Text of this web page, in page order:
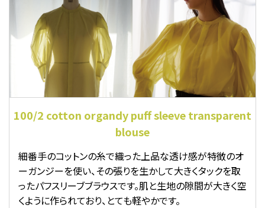
100/2 cotton organdy puff sleeve transparent
blouse
細番手のコットンの糸で織った上品な透け感が特徴のオ
ーガンジーを使い、その張りを生かして大きくタックを取
ったパフスリーブブラウスです。肌と生地の隙間が大きく空
くように作られており、とても軽やかです。